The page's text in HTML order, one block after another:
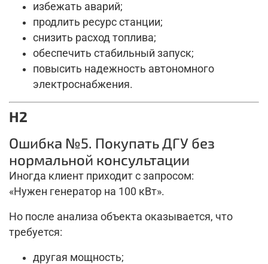
избежать аварий;
продлить ресурс станции;
снизить расход топлива;
обеспечить стабильный запуск;
повысить надежность автономного
электроснабжения.
H2
Ошибка №5. Покупать ДГУ без
нормальной консультации
Иногда клиент приходит с запросом:
«Нужен генератор на 100 кВт».
Но после анализа объекта оказывается, что
требуется:
другая мощность;